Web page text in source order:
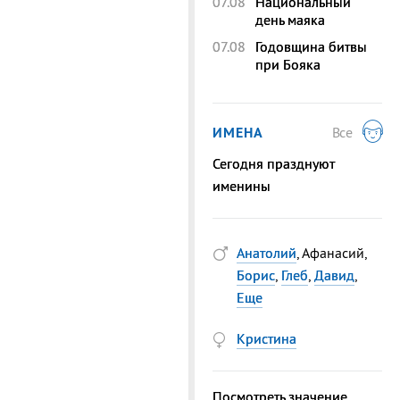
день маяка
07.08
Годовщина битвы
при Бояка
ИМЕНА
Все
Сегодня празднуют
именины
Анатолий, Афанасий,
Борис, Глеб, Давид,
Еще
Кристина
Посмотреть значение